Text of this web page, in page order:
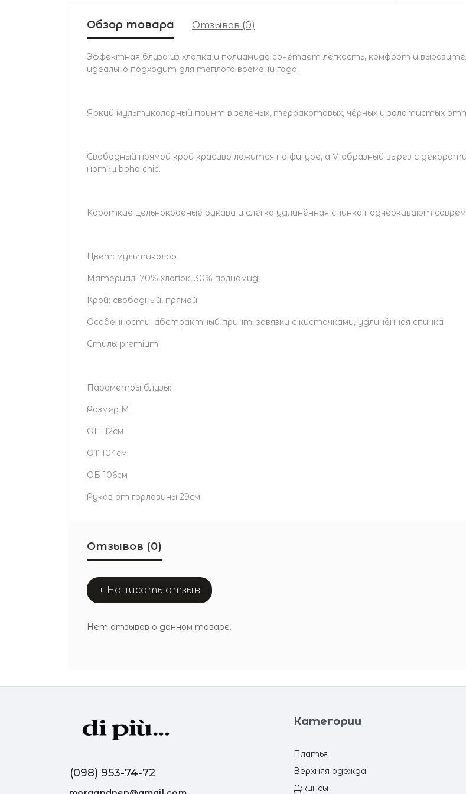
Обзор товара Отзывов (0)
Эффектная блуза из хлопка и полиамида сочетает лёгкость, комфорт и
идеально подходит для тёплого времени года.
Яркий мультиколорный принт в зелёных, терракотовых, чёрных и золотистых
Свободный прямой крой красиво ложится по фигуре, а V-образный вырез с
нотки boho chic.
Короткие цельнокроеные рукава и слегка удлинённая спинка подчёркивают
Цвет: мультиколор
Материал: 70% хлопок, 30% полиамид
Крой: свободный, прямой
Особенности: абстрактный принт, завязки с кисточками, удлинённая спинка
Стиль: premium
Параметры блузы:
Размер М
ОГ 112см
ОТ 104см
ОБ 106см
Рукав от горловины 29см
Отзывов (0)
+ Написать отзыв
Нет отзывов о данном товаре.
(098) 953-74-72
Категории
Платья
Верхняя одежда
Джинсы